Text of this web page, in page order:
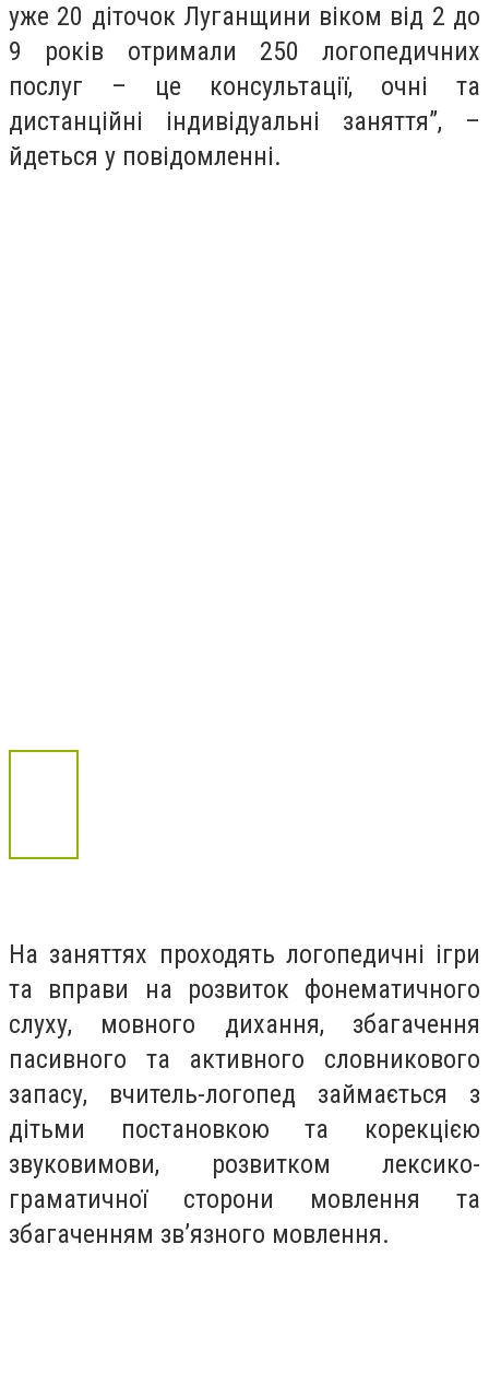
уже 20 діточок Луганщини віком від 2 до
9 років отримали 250 логопедичних
послуг – це консультації, очні та
дистанційні індивідуальні заняття”, –
йдеться у повідомленні.
На заняттях проходять логопедичні ігри
та вправи на розвиток фонематичного
слуху, мовного дихання, збагачення
пасивного та активного словникового
запасу, вчитель-логопед займається з
дітьми постановкою та корекцією
звуковимови, розвитком лексико-
граматичної сторони мовлення та
збагаченням зв’язного мовлення.